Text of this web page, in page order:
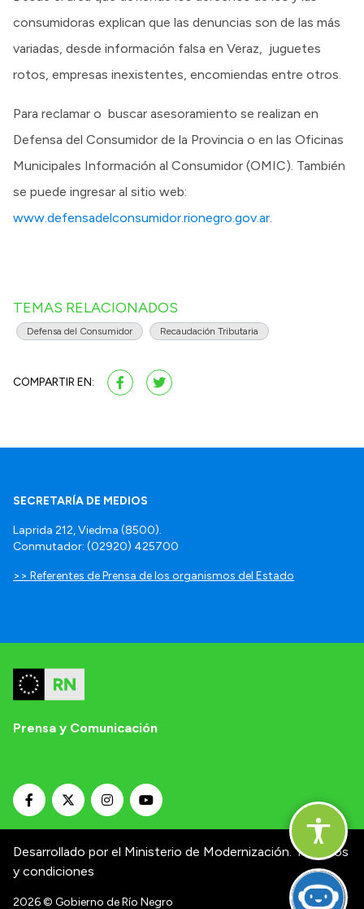
consumidoras explican que las denuncias son de las más
variadas, desde información falsa en Veraz, juguetes
rotos, empresas inexistentes, encomiendas entre otros.
Para reclamar o buscar asesoramiento se realizan en
Defensa del Consumidor de la Provincia o en las Oficinas
Municipales Información al Consumidor (OMIC). También
se puede ingresar al sitio web:
www.defensadelconsumidor.rionegro.gov.ar
TEMAS RELACIONADOS
Defensa del Consumidor Recaudación Tributaria
COMPARTIR EN:
SECRETARÍA DE MEDIOS
Laprida 212, Viedma (8500).
Conmutador: (02920) 425700
>> Referentes de Prensa de los organismos del Estado
Prensa y Comunicación
Desarrollado por el Ministerio de Modernización. Términos
y condiciones
2026© Gobierno de Río Negro